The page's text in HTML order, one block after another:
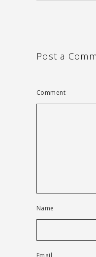
Post a
Comment
Name
Email